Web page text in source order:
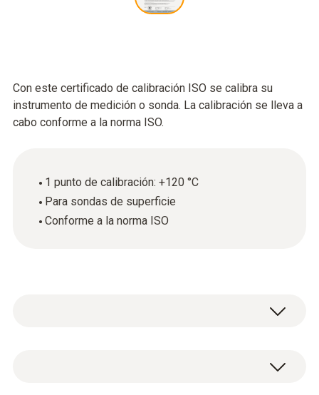
Con este certificado de calibración ISO se calibra su
instrumento de medición o sonda. La calibración se lleva a
cabo conforme a la norma ISO.
1 punto de calibración: +120 °C
Para sondas de superficie
Conforme a la norma ISO